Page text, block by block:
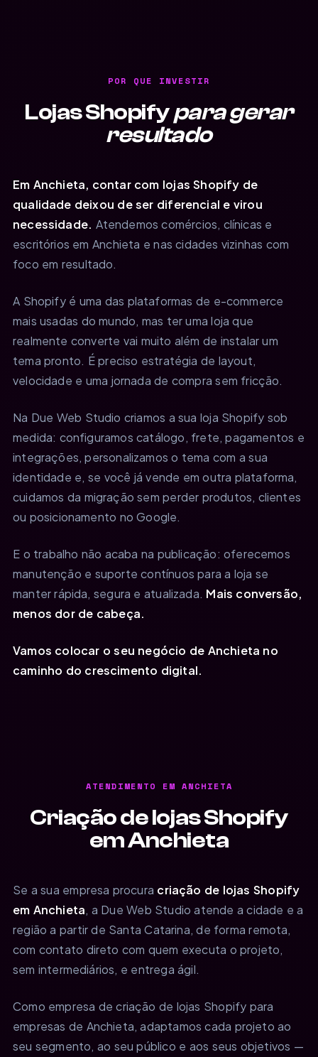
POR QUE INVESTIR
Lojas Shopifypara gerar
resultado
Em Anchieta, contar com lojas Shopify de
qualidade deixou de ser diferencial e virou
necessidade. Atendemos comércios, clínicas e
escritórios em Anchieta e nas cidades vizinhas com
foco em resultado.
A Shopify é uma das plataformas de e-commerce
mais usadas do mundo, mas ter uma loja que
realmente converte vai muito além de instalar um
tema pronto. É preciso estratégia de layout,
velocidade e uma jornada de compra sem fricção.
Na Due Web Studio criamos a sua loja Shopify sob
medida: configuramos catálogo, frete, pagamentos e
integrações, personalizamos o tema com a sua
identidade e, se você já vende em outra plataforma,
cuidamos da migração sem perder produtos, clientes
ou posicionamento no Google.
E o trabalho não acaba na publicação: oferecemos
manutenção e suporte contínuos para a loja se
manter rápida, segura e atualizada. Mais conversão,
menos dor de cabeça.
Vamos colocar o seu negócio de Anchieta no
caminho do crescimento digital.
ATENDIMENTO EM ANCHIETA
Criação de lojas Shopify
em Anchieta
Se a sua empresa procura criação de lojas Shopify
em Anchieta, a Due Web Studio atende a cidade e a
região a partir de Santa Catarina, de forma remota,
com contato direto com quem executa o projeto,
sem intermediários, e entrega ágil.
Como empresa de criação de lojas Shopify para
empresas de Anchieta, adaptamos cada projeto ao
seu segmento, ao seu público e aos seus objetivos —